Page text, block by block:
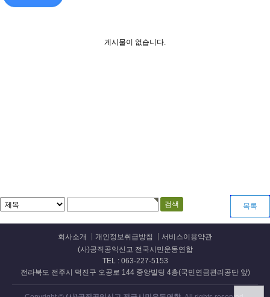
게시물이 없습니다.
목록
회사소개 개인정보취급방침
서비스이용약관
(사)공직공익신고 전국시민운동연합
TEL : 063-227-5153
전라북도 전주시 덕진구 오공로 144 중앙빌딩 4층(국민연금관리공단 앞)